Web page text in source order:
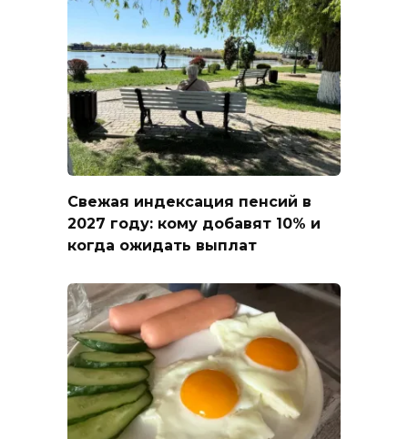
Свежая индексация пенсий в
2027 году: кому добавят 10% и
когда ожидать выплат